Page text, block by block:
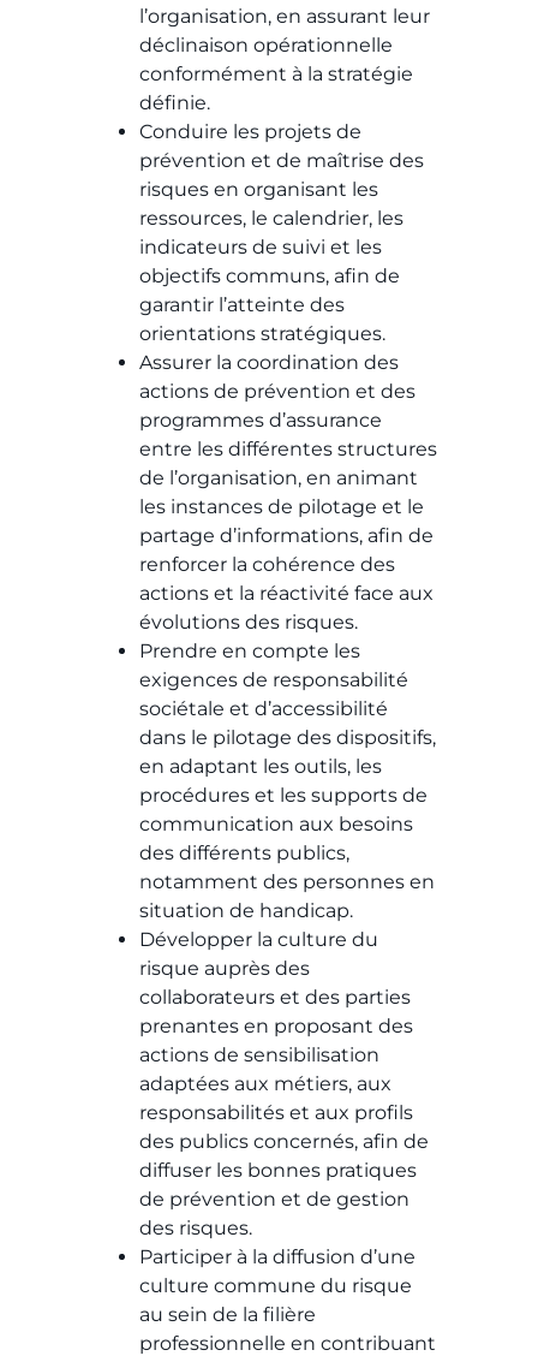
l’organisation, en assurant leur
déclinaison opérationnelle
conformément à la stratégie
définie.
Conduire les projets de
prévention et de maîtrise des
risques en organisant les
ressources, le calendrier, les
indicateurs de suivi et les
objectifs communs, afin de
garantir l’atteinte des
orientations stratégiques.
Assurer la coordination des
actions de prévention et des
programmes d’assurance
entre les différentes structures
de l’organisation, en animant
les instances de pilotage et le
partage d’informations, afin de
renforcer la cohérence des
actions et la réactivité face aux
évolutions des risques.
Prendre en compte les
exigences de responsabilité
sociétale et d’accessibilité
dans le pilotage des dispositifs,
en adaptant les outils, les
procédures et les supports de
communication aux besoins
des différents publics,
notamment des personnes en
situation de handicap.
Développer la culture du
risque auprès des
collaborateurs et des parties
prenantes en proposant des
actions de sensibilisation
adaptées aux métiers, aux
responsabilités et aux profils
des publics concernés, afin de
diffuser les bonnes pratiques
de prévention et de gestion
des risques.
Participer à la diffusion d’une
culture commune du risque
au sein de la filière
professionnelle en contribuant